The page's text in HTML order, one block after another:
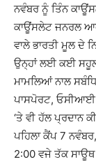
ਨਵੰਬਰ ਨੂੰ ਤਿੰਨ
ਕਾਊਂਸਲੇਟ ਜਨਰਲ
ਵਾਲੇ ਭਾਰਤੀ ਮੂਲ ਦੇ
ਉਨ੍ਹਾਂ ਲਈ ਕਈ
ਮਾਮਲਿਆਂ ਨਾਲ
ਪਾਸਪੋਰਟ, ਓਸੀਆਈ
‘ਤੇ ਵੀ ਹੱਲ ਪ੍ਰਦਾਨ
ਪਹਿਲਾ ਕੈਂਪ 7
2:00 ਵਜੇ ਤੱਕ